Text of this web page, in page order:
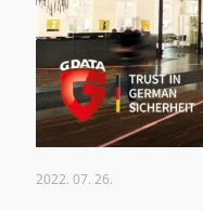
2022. 07. 26.